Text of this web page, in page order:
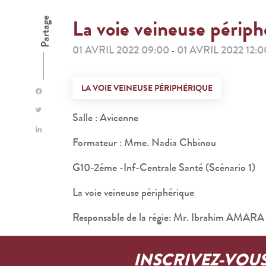
Partage La voie veineuse
01 AVRIL 2022 09:00 - 01 AVRIL 2022
LA VOIE VEINEUSE PÉRIPHÉRIQUE
Salle : Avicenne
Formateur : Mme. Nadia Chbinou
G10-2éme -Inf-Centrale Santé (Scénario 1)
La voie veineuse périphérique
Responsable de la régie: Mr. Ibrahim AMARA
INSCRIVEZ-